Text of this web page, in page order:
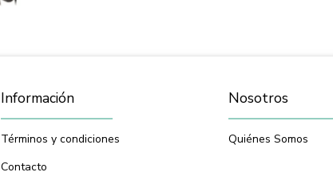
Información
Términos y condiciones
Contacto
Nosotros
Quiénes Somos